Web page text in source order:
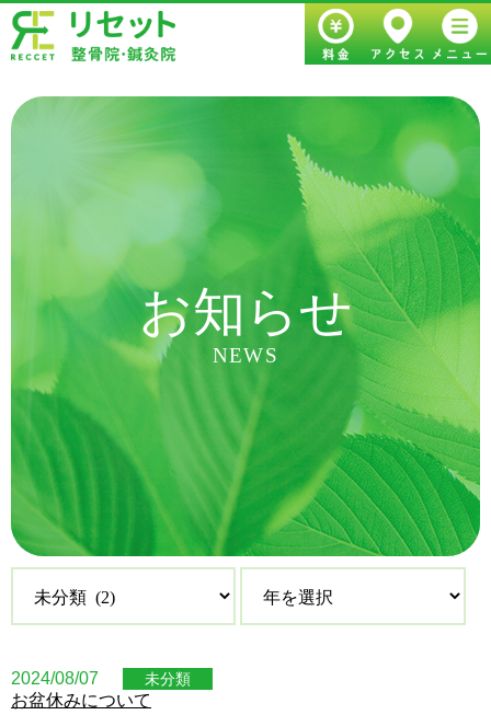
ホーム 初めての方へ
施術・料金 症状について
患者様の声
アクセス 店舗ブログ
お知らせ
NEWS
2024/08/07 未分類
お盆休みについて